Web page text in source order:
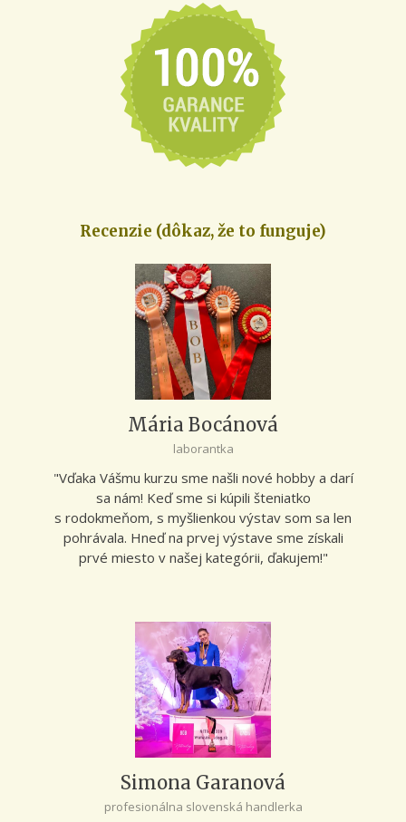
Recenzie (dôkaz, že to funguje)
Mária Bocánová
laborantka
"Vďaka Vášmu kurzu sme našli nové hobby a darí
sa nám! Keď sme si kúpili šteniatko
s rodokmeňom, s myšlienkou výstav som sa len
pohrávala. Hneď na prvej výstave sme získali
prvé miesto v našej kategórii, ďakujem!"
Simona Garanová
profesionálna slovenská handlerka